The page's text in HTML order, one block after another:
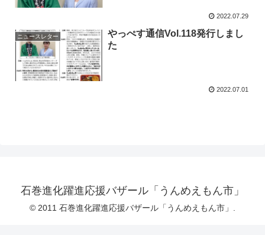
2022.07.29
ニュースレター
やっぺす通信Vol.118発行しまし
た
2022.07.01
石巻進化躍進応援バザール「うんめえもん市」
© 2011 石巻進化躍進応援バザール「うんめえもん市」.